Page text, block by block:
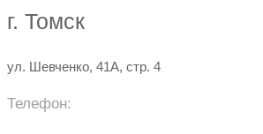
г. Томск
ул. Шевченко, 41А, стр. 4
Телефон: